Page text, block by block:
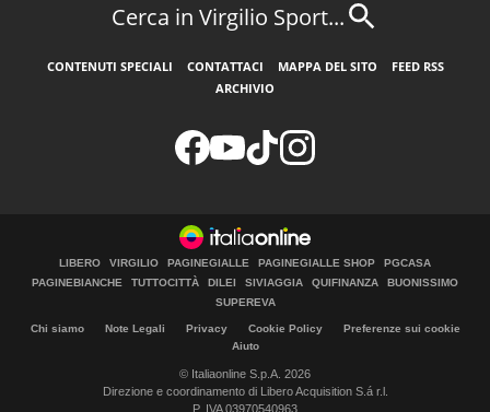
Cerca in Virgilio Sport...
CONTENUTI SPECIALI CONTATTACI MAPPA DEL SITO
FEED RSS
ARCHIVIO
LIBERO VIRGILIO PAGINEGIALLE PAGINEGIALLE SHOP
PGCASA
PAGINEBIANCHE
TUTTOCITTÀ DILEI SIVIAGGIA QUIFINANZA
BUONISSIMO
SUPEREVA
Chi siamo Note Legali Privacy Cookie Policy
Preferenze sui cookie
Aiuto
© Italiaonline S.p.A. 2026
Direzione e coordinamento di Libero Acquisition S.á r.l.
P. IVA 03970540963